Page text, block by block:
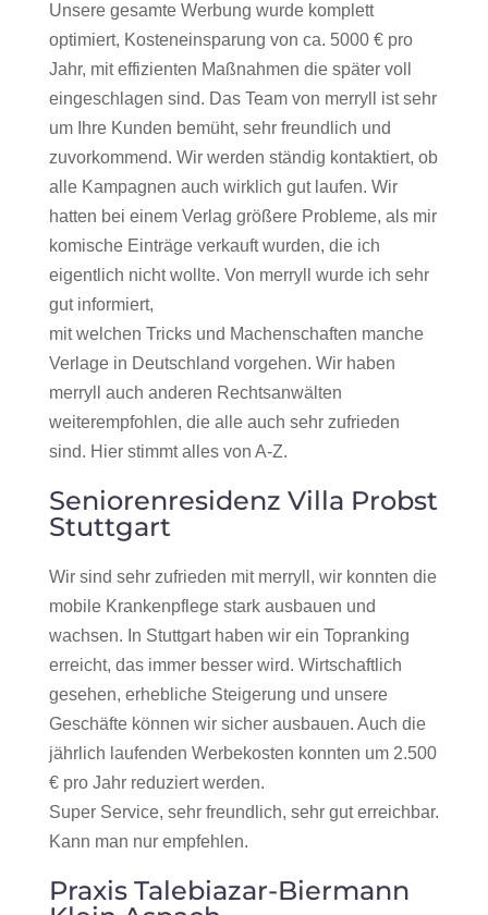
Unsere gesamte Werbung wurde komplett
optimiert, Kosteneinsparung von ca. 5000 € pro
Jahr, mit effizienten Maßnahmen die später voll
eingeschlagen sind. Das Team von merryll ist sehr
um Ihre Kunden bemüht, sehr freundlich und
zuvorkommend. Wir werden ständig kontaktiert, ob
alle Kampagnen auch wirklich gut laufen. Wir
hatten bei einem Verlag größere Probleme, als mir
komische Einträge verkauft wurden, die ich
eigentlich nicht wollte. Von merryll wurde ich sehr
gut informiert,
mit welchen Tricks und Machenschaften manche
Verlage in Deutschland vorgehen. Wir haben
merryll auch anderen Rechtsanwälten
weiterempfohlen, die alle auch sehr zufrieden
sind. Hier stimmt alles von A-Z.
Seniorenresidenz Villa Probst
Stuttgart
Wir sind sehr zufrieden mit merryll, wir konnten die
mobile Krankenpflege stark ausbauen und
wachsen. In Stuttgart haben wir ein Topranking
erreicht, das immer besser wird. Wirtschaftlich
gesehen, erhebliche Steigerung und unsere
Geschäfte können wir sicher ausbauen. Auch die
jährlich laufenden Werbekosten konnten um 2.500
€ pro Jahr reduziert werden.
Super Service, sehr freundlich, sehr gut erreichbar.
Kann man nur empfehlen.
Praxis Talebiazar-Biermann